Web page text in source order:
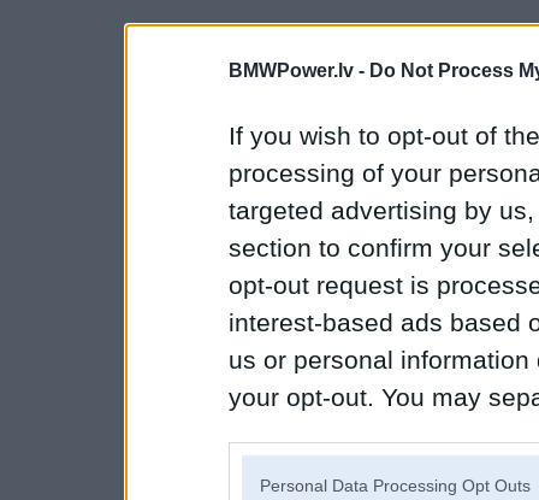
BMWPower.lv - Do Not Process
If you wish to opt-out of
processing of your
targeted advertising by
section to confirm your
opt-out request is
interest-based ads based
us or personal
your opt-out. You may
Personal Data Processing Opt Outs